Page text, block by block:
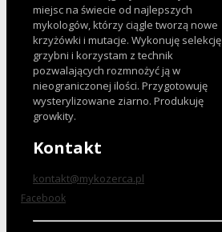
miejsc na świecie od najlepszych
mykologów, którzy ciągle tworzą nowe
krzyżówki i mutacje. Wykonuję selekcję
grzybni i korzystam z technik
pozwalających rozmnożyć ją w
nieograniczonej ilości. Przygotowuję
wysterylizowane ziarno. Produkuję
growkity.
Kontakt
kontakt@mykozerca.pl
Facebook